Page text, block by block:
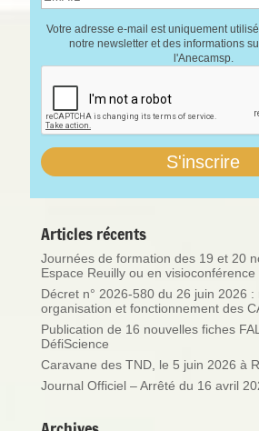
Votre adresse e-mail est uniquement
notre newsletter et des informations
l'Anecamsp.
Articles récents
Journées de formation des 19 et 20
Espace Reuilly ou en visioconférence
Décret n° 2026-580 du 26 juin 2026 :
organisation et fonctionnement des
Publication de 16 nouvelles fiches
DéfiScience
Caravane des TND, le 5 juin 2026 à
Journal Officiel – Arrêté du 16 avril